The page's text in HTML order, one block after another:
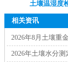
土壤温湿度
相关资讯
2026年8月土壤重
2026年土壤水分